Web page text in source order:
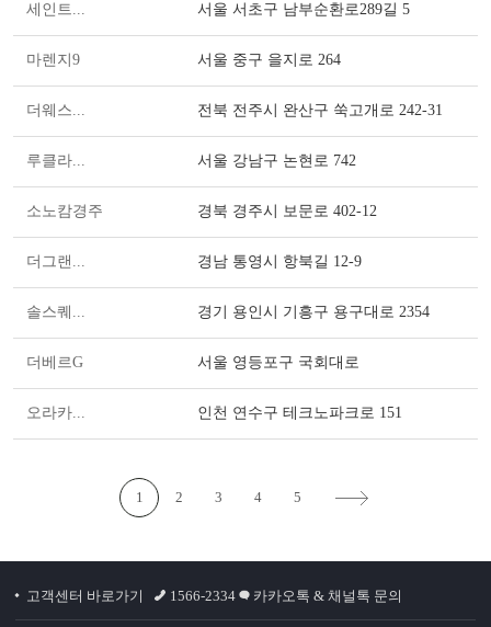
세인트... 서울 서초구 남부순환로289길 5
마렌지9 서울 중구 을지로 264
더웨스... 전북 전주시 완산구 쑥고개로 242-31
루클라... 서울 강남구 논현로 742
소노캄경주 경북 경주시 보문로 402-12
더그랜... 경남 통영시 항북길 12-9
솔스퀘... 경기 용인시 기흥구 용구대로 2354
더베르G 서울 영등포구 국회대로
오라카... 인천 연수구 테크노파크로 151
1 2 3 4 5
고객센터 바로가기 1566-2334 카카오톡 & 채널톡 문의